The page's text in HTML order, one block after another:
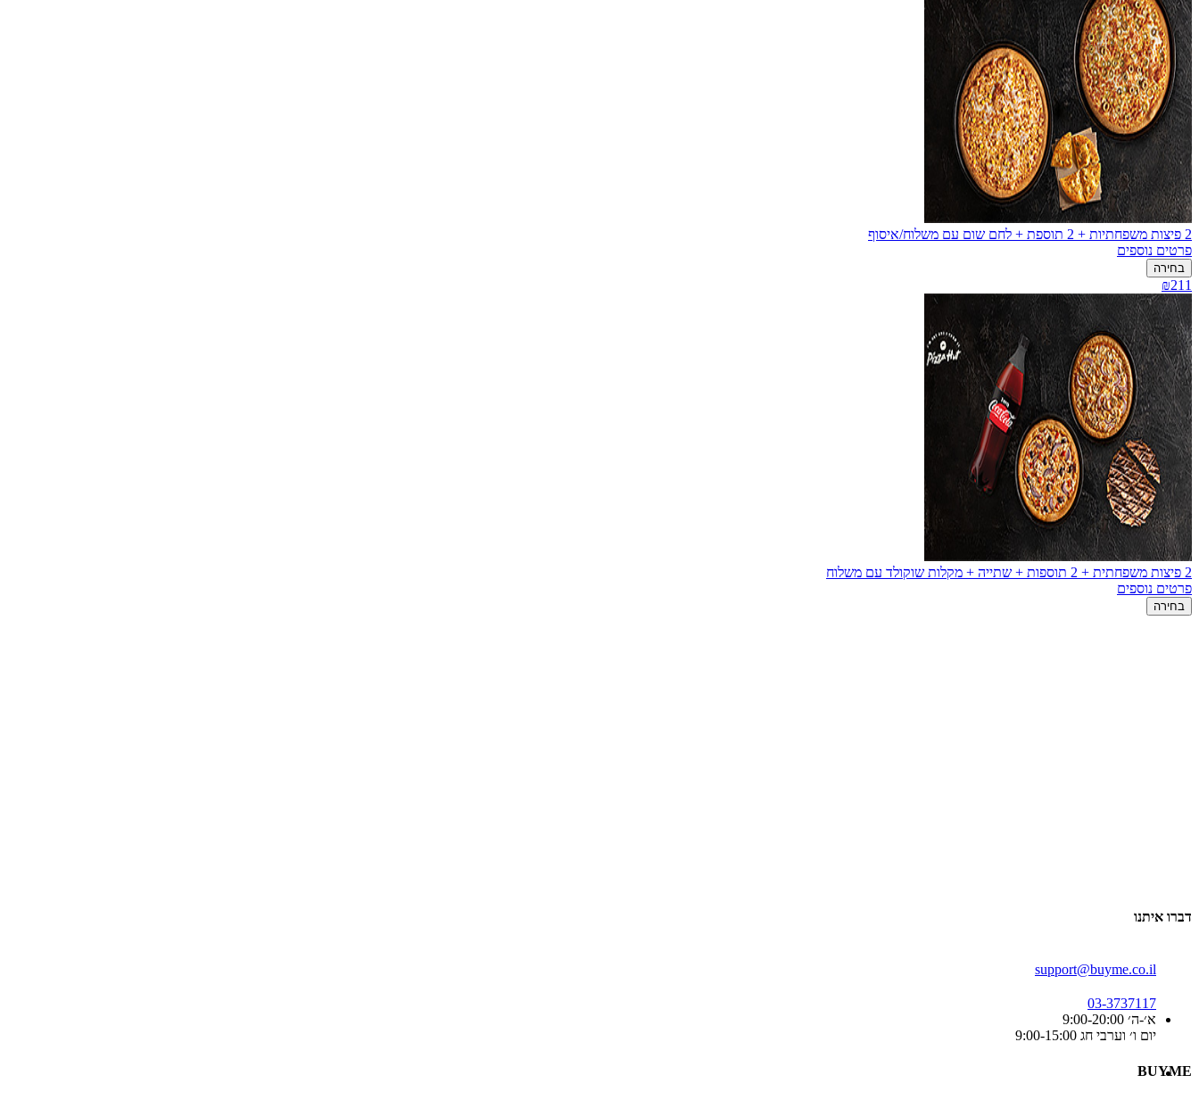
2 פיצות משפחתיות + 2 תוספת + לחם שום עם משלוח/איסוף
פרטים נוספים
בחירה
₪211
2 פיצות משפחתית + 2 תוספות + שתייה + מקלות שוקולד עם משלוח
פרטים נוספים
בחירה
דברו איתנו
support@buyme.co.il
03-3737117
א׳-ה׳ 9:00-20:00
יום ו׳ וערבי חג 9:00-15:00
BUYME